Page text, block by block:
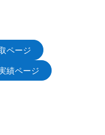
ページ
績ページ